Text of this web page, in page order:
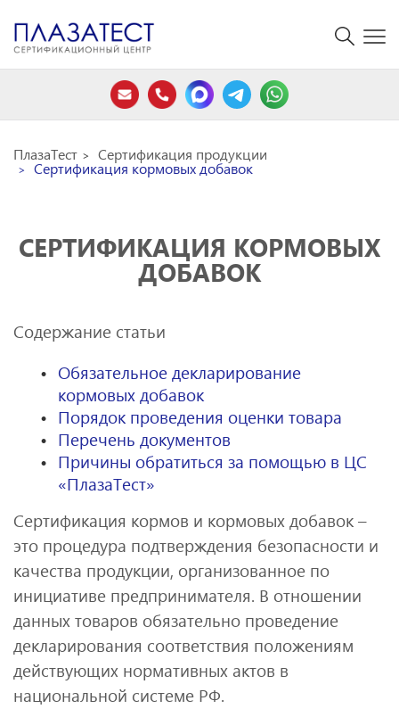
ПлазаТест Сертификация продукции
Сертификация кормовых добавок
СЕРТИФИКАЦИЯ КОРМОВЫХ
ДОБАВОК
Содержание статьи
Обязательное декларирование
кормовых добавок
Порядок проведения оценки товара
Перечень документов
Причины обратиться за помощью в ЦС
«ПлазаТест»
Сертификация кормов и кормовых добавок –
это процедура подтверждения безопасности и
качества продукции, организованное по
инициативе предпринимателя. В отношении
данных товаров обязательно проведение
декларирования соответствия положениям
действующих нормативных актов в
национальной системе РФ.